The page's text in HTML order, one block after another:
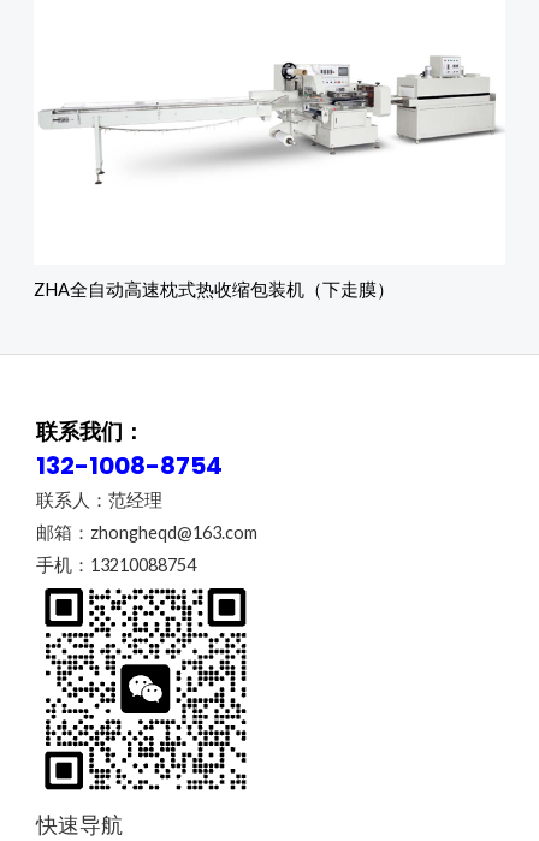
ZHA全自动高速枕式热收缩包装机（下走膜）
联系我们：
132-1008-8754
联系人：范经理
邮箱：zhongheqd@163.com
手机：13210088754
快速导航